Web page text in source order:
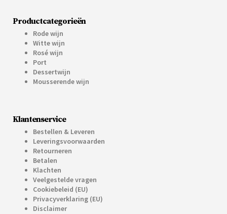
Productcategorieën
Rode wijn
Witte wijn
Rosé wijn
Port
Dessertwijn
Mousserende wijn
Klantenservice
Bestellen & Leveren
Leveringsvoorwaarden
Retourneren
Betalen
Klachten
Veelgestelde vragen
Cookiebeleid (EU)
Privacyverklaring (EU)
Disclaimer